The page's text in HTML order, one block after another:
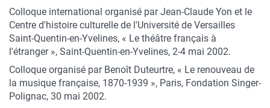
Colloque international organisé par Jean-Claude Yon et le
Centre d'histoire culturelle de l'Université de Versailles
Saint-Quentin-en-Yvelines, « Le théâtre français à
l'étranger », Saint-Quentin-en-Yvelines, 2-4 mai 2002.
Colloque organisé par Benoît Duteurtre, « Le renouveau de
la musique française, 1870-1939 », Paris, Fondation Singer-
Polignac, 30 mai 2002.